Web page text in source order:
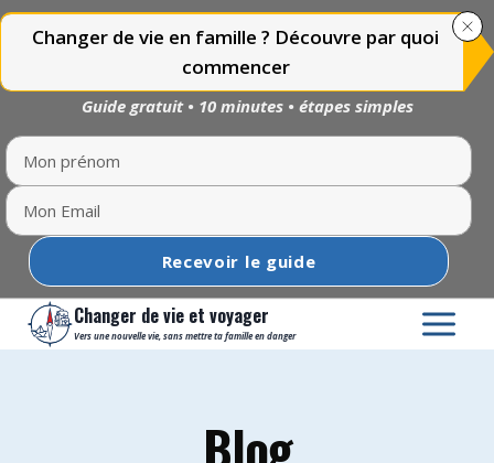
Aller
Changer de vie et voyager
Vers une nouvelle vie, sans mettre ta famille en danger
Blog
Changer de vie en famille ? Découvre par quoi
commencer
Guide gratuit • 10 minutes • étapes simples
Recevoir le guide